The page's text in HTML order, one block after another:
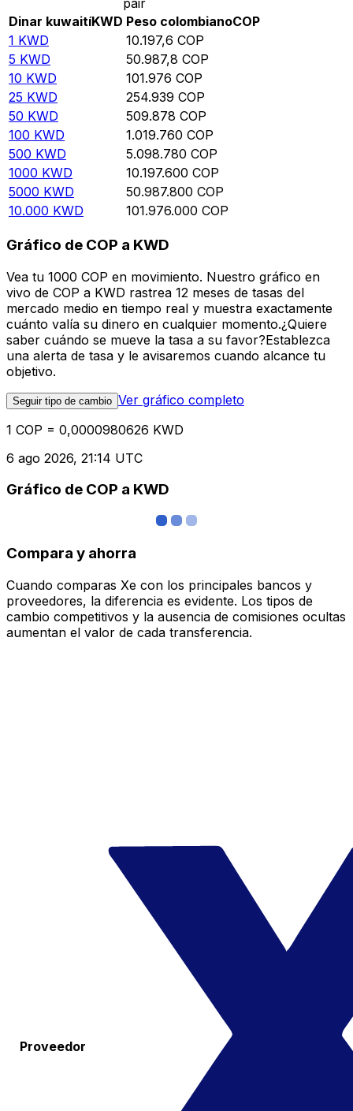
pair
Dinar kuwaitíKWD Peso colombianoCOP
1 KWD 10.197,6 COP
5 KWD 50.987,8 COP
10 KWD 101.976 COP
25 KWD 254.939 COP
50 KWD 509.878 COP
100 KWD 1.019.760 COP
500 KWD 5.098.780 COP
1000 KWD 10.197.600 COP
5000 KWD 50.987.800 COP
10.000 KWD 101.976.000 COP
Gráfico de COP a KWD
Vea tu 1000 COP en movimiento. Nuestro gráfico en
vivo de COP a KWD rastrea 12 meses de tasas del
mercado medio en tiempo real y muestra exactamente
cuánto valía su dinero en cualquier momento.¿Quiere
saber cuándo se mueve la tasa a su favor?Establezca
una alerta de tasa y le avisaremos cuando alcance tu
objetivo.
Seguir tipo de cambio Ver gráfico completo
1 COP = 0,0000980626 KWD
6 ago 2026, 21:14 UTC
Gráfico de COP a KWD
Compara y ahorra
Cuando comparas Xe con los principales bancos y
proveedores, la diferencia es evidente. Los tipos de
cambio competitivos y la ausencia de comisiones ocultas
aumentan el valor de cada transferencia.
Proveedor